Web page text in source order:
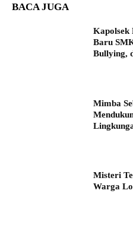
BACA JUGA
Kapolsek
Baru
Bullying,
Mimba
Misteri
Warga